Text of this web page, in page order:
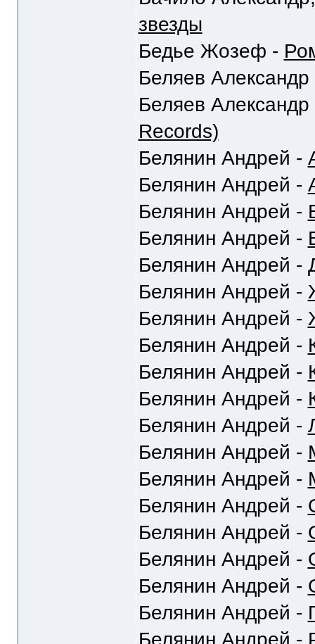
звезды
Бедье Жозеф -
Беляев
Беляев
Records)
Белянин Андрей -
Белянин Андрей -
Белянин Андрей -
Белянин Андрей -
Белянин Андрей -
Белянин Андрей -
Белянин Андрей -
Белянин Андрей -
Белянин Андрей -
Белянин Андрей -
Белянин Андрей -
Белянин Андрей -
Белянин Андрей -
Белянин Андрей -
Белянин Андрей -
Белянин Андрей -
Белянин Андрей -
Белянин Андрей -
Белянин Андрей -